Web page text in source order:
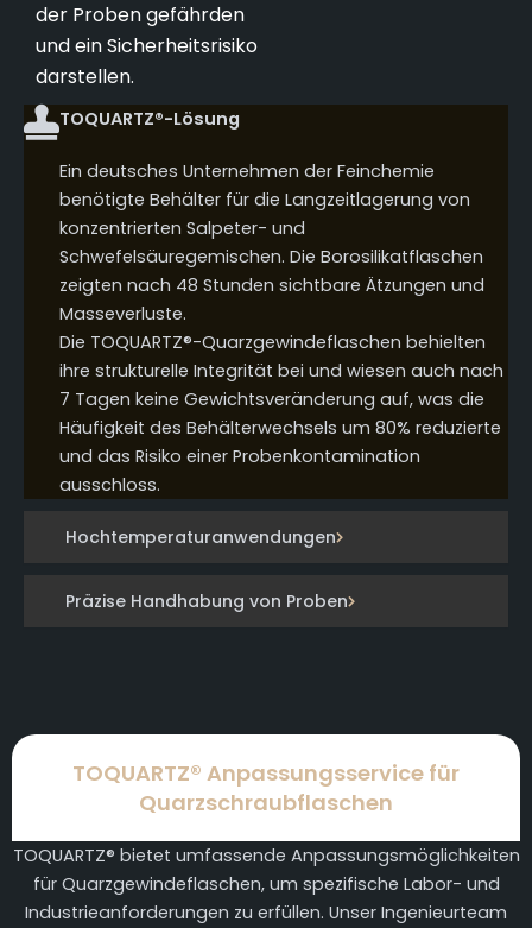
Hochtemperaturanwendungen
Präzise Handhabung von Proben
der Proben gefährden
und ein Sicherheitsrisiko
darstellen.
TOQUARTZ®-Lösung
Ein deutsches Unternehmen der Feinchemie
benötigte Behälter für die Langzeitlagerung von
konzentrierten Salpeter- und
Schwefelsäuregemischen. Die Borosilikatflaschen
zeigten nach 48 Stunden sichtbare Ätzungen und
Masseverluste.
Die TOQUARTZ®-Quarzgewindeflaschen behielten
ihre strukturelle Integrität bei und wiesen auch nach
7 Tagen keine Gewichtsveränderung auf, was die
Häufigkeit des Behälterwechsels um 80% reduzierte
und das Risiko einer Probenkontamination
ausschloss.
TOQUARTZ® Anpassungsservice für
Quarzschraubflaschen
TOQUARTZ® bietet umfassende Anpassungsmöglichkeiten
für Quarzgewindeflaschen, um spezifische Labor- und
Industrieanforderungen zu erfüllen. Unser Ingenieurteam